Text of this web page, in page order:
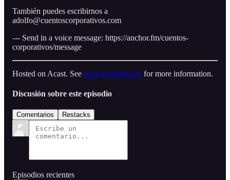
También puedes escribirnos a
adolfo@cuentoscorporativos.com
--- Send in a voice message: https://anchor.fm/cuentos-
corporativos/message
Hosted on Acast. See acast.com/privacy for more information.
Discusión sobre este episodio
Comentarios Restacks
Episodios recientes